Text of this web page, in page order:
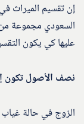
إن تقسيم الميراث
السعودي مجموعة من
عليها كي يكون
نصف الأصول تكون
الزوج في حالة